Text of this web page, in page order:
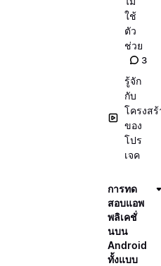
ใช้
ตัว
ช่วย
3
รู้จัก
กับ
โครงสร้
ของ
โปร
เจค
การทด
สอบแอพ
พลิเคชั่
นบน
Android
ทั้งแบบ